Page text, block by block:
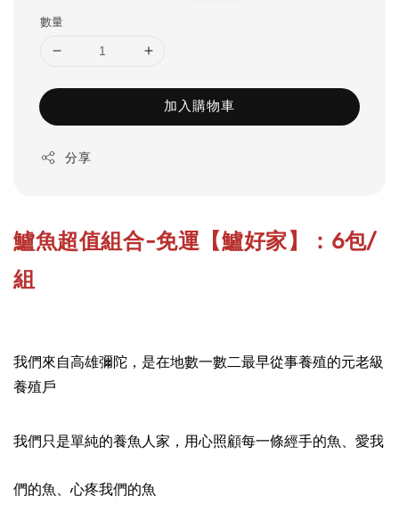
數量
加入購物車
分享
鱸魚超值組合-免運【鱸好家】：6包/
組
我們來自高雄彌陀，是在地數一數二最早從事養殖的元老級
養殖戶
我們只是單純的養魚人家，用心照顧每一條經手的魚、愛我
們的魚、心疼我們的魚